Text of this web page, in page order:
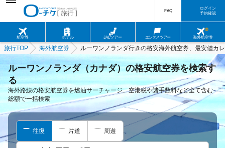
航空券 ホテル JALツアー エンタメツアー 海外航空券
FAQ
ログイン
予約確認
旅行TOP 海外航空券 ルーワンノランダ行きの格安海外航空券、最安値カ
ルーワンノランダ（カナダ）の格安航空券を検索す
る
海外路線の格安航空券を燃油サーチャージ、空港税や諸手数料など全て含む
総額で一括検索
往復 片道 周遊